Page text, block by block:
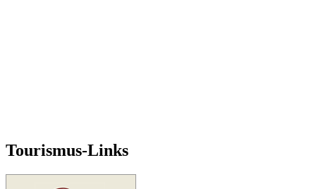
Tourismus-Links